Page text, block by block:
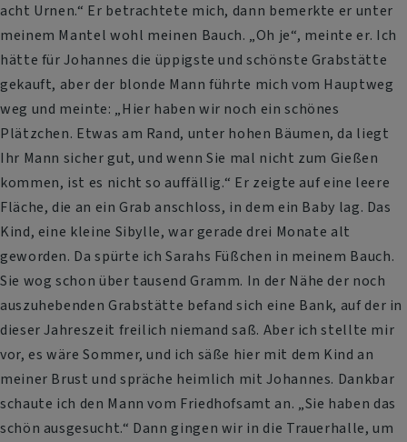
acht Urnen.“ Er betrachtete mich, dann bemerkte er unter
meinem Mantel wohl meinen Bauch. „Oh je“, meinte er. Ich
hätte für Johannes die üppigste und schönste Grabstätte
gekauft, aber der blonde Mann führte mich vom Hauptweg
weg und meinte: „Hier haben wir noch ein schönes
Plätzchen. Etwas am Rand, unter hohen Bäumen, da liegt
Ihr Mann sicher gut, und wenn Sie mal nicht zum Gießen
kommen, ist es nicht so auffällig.“ Er zeigte auf eine leere
Fläche, die an ein Grab anschloss, in dem ein Baby lag. Das
Kind, eine kleine Sibylle, war gerade drei Monate alt
geworden. Da spürte ich Sarahs Füßchen in meinem Bauch.
Sie wog schon über tausend Gramm. In der Nähe der noch
auszuhebenden Grabstätte befand sich eine Bank, auf der in
dieser Jahreszeit freilich niemand saß. Aber ich stellte mir
vor, es wäre Sommer, und ich säße hier mit dem Kind an
meiner Brust und spräche heimlich mit Johannes. Dankbar
schaute ich den Mann vom Friedhofsamt an. „Sie haben das
schön ausgesucht.“ Dann gingen wir in die Trauerhalle, um